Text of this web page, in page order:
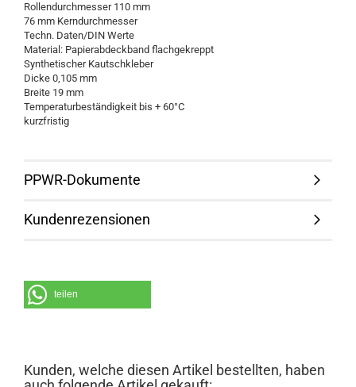
Rollendurchmesser 110 mm
76 mm Kerndurchmesser
Techn. Daten/DIN Werte
Material: Papierabdeckband flachgekreppt
Synthetischer Kautschkleber
Dicke 0,105 mm
Breite 19 mm
Temperaturbeständigkeit bis + 60°C
kurzfristig
PPWR-Dokumente
Kundenrezensionen
teilen
Kunden, welche diesen Artikel bestellten, haben